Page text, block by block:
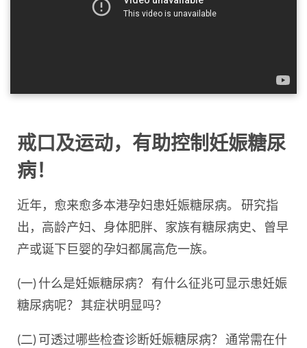
戒口及运动，有助控制妊娠糖尿
病！
近年，愈来愈多本港孕妇患妊娠糖尿病。 研究指
出，高龄产妇、身体肥胖、家族有糖尿病史、曾早
产或诞下巨婴的孕妇都属高危一族。
(一) 什么是妊娠糖尿病？ 有什么征兆可显示患妊娠
糖尿病呢？ 其症状明显吗？
(二) 可透过哪些检查诊断妊娠糖尿病？ 通常需在什